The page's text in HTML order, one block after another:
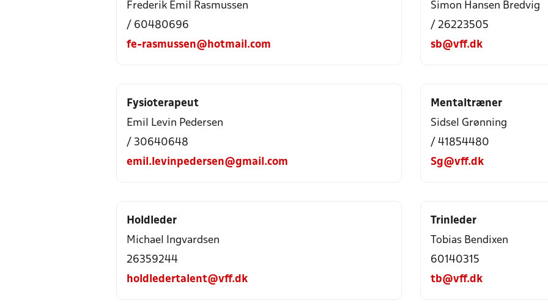
Frederik Emil Rasmussen
/ 60480696
fe-rasmussen@hotmail.com
Simon Hansen Bredvig
/ 26223505
sb@vff.dk
Fysioterapeut
Emil Levin Pedersen
/ 30640648
emil.levinpedersen@gmail.com
Mentaltræner
Sidsel Grønning
/ 41854480
Sg@vff.dk
Holdleder
Michael Ingvardsen
26359244
holdledertalent@vff.dk
Trinleder
Tobias Bendixen
60140315
tb@vff.dk